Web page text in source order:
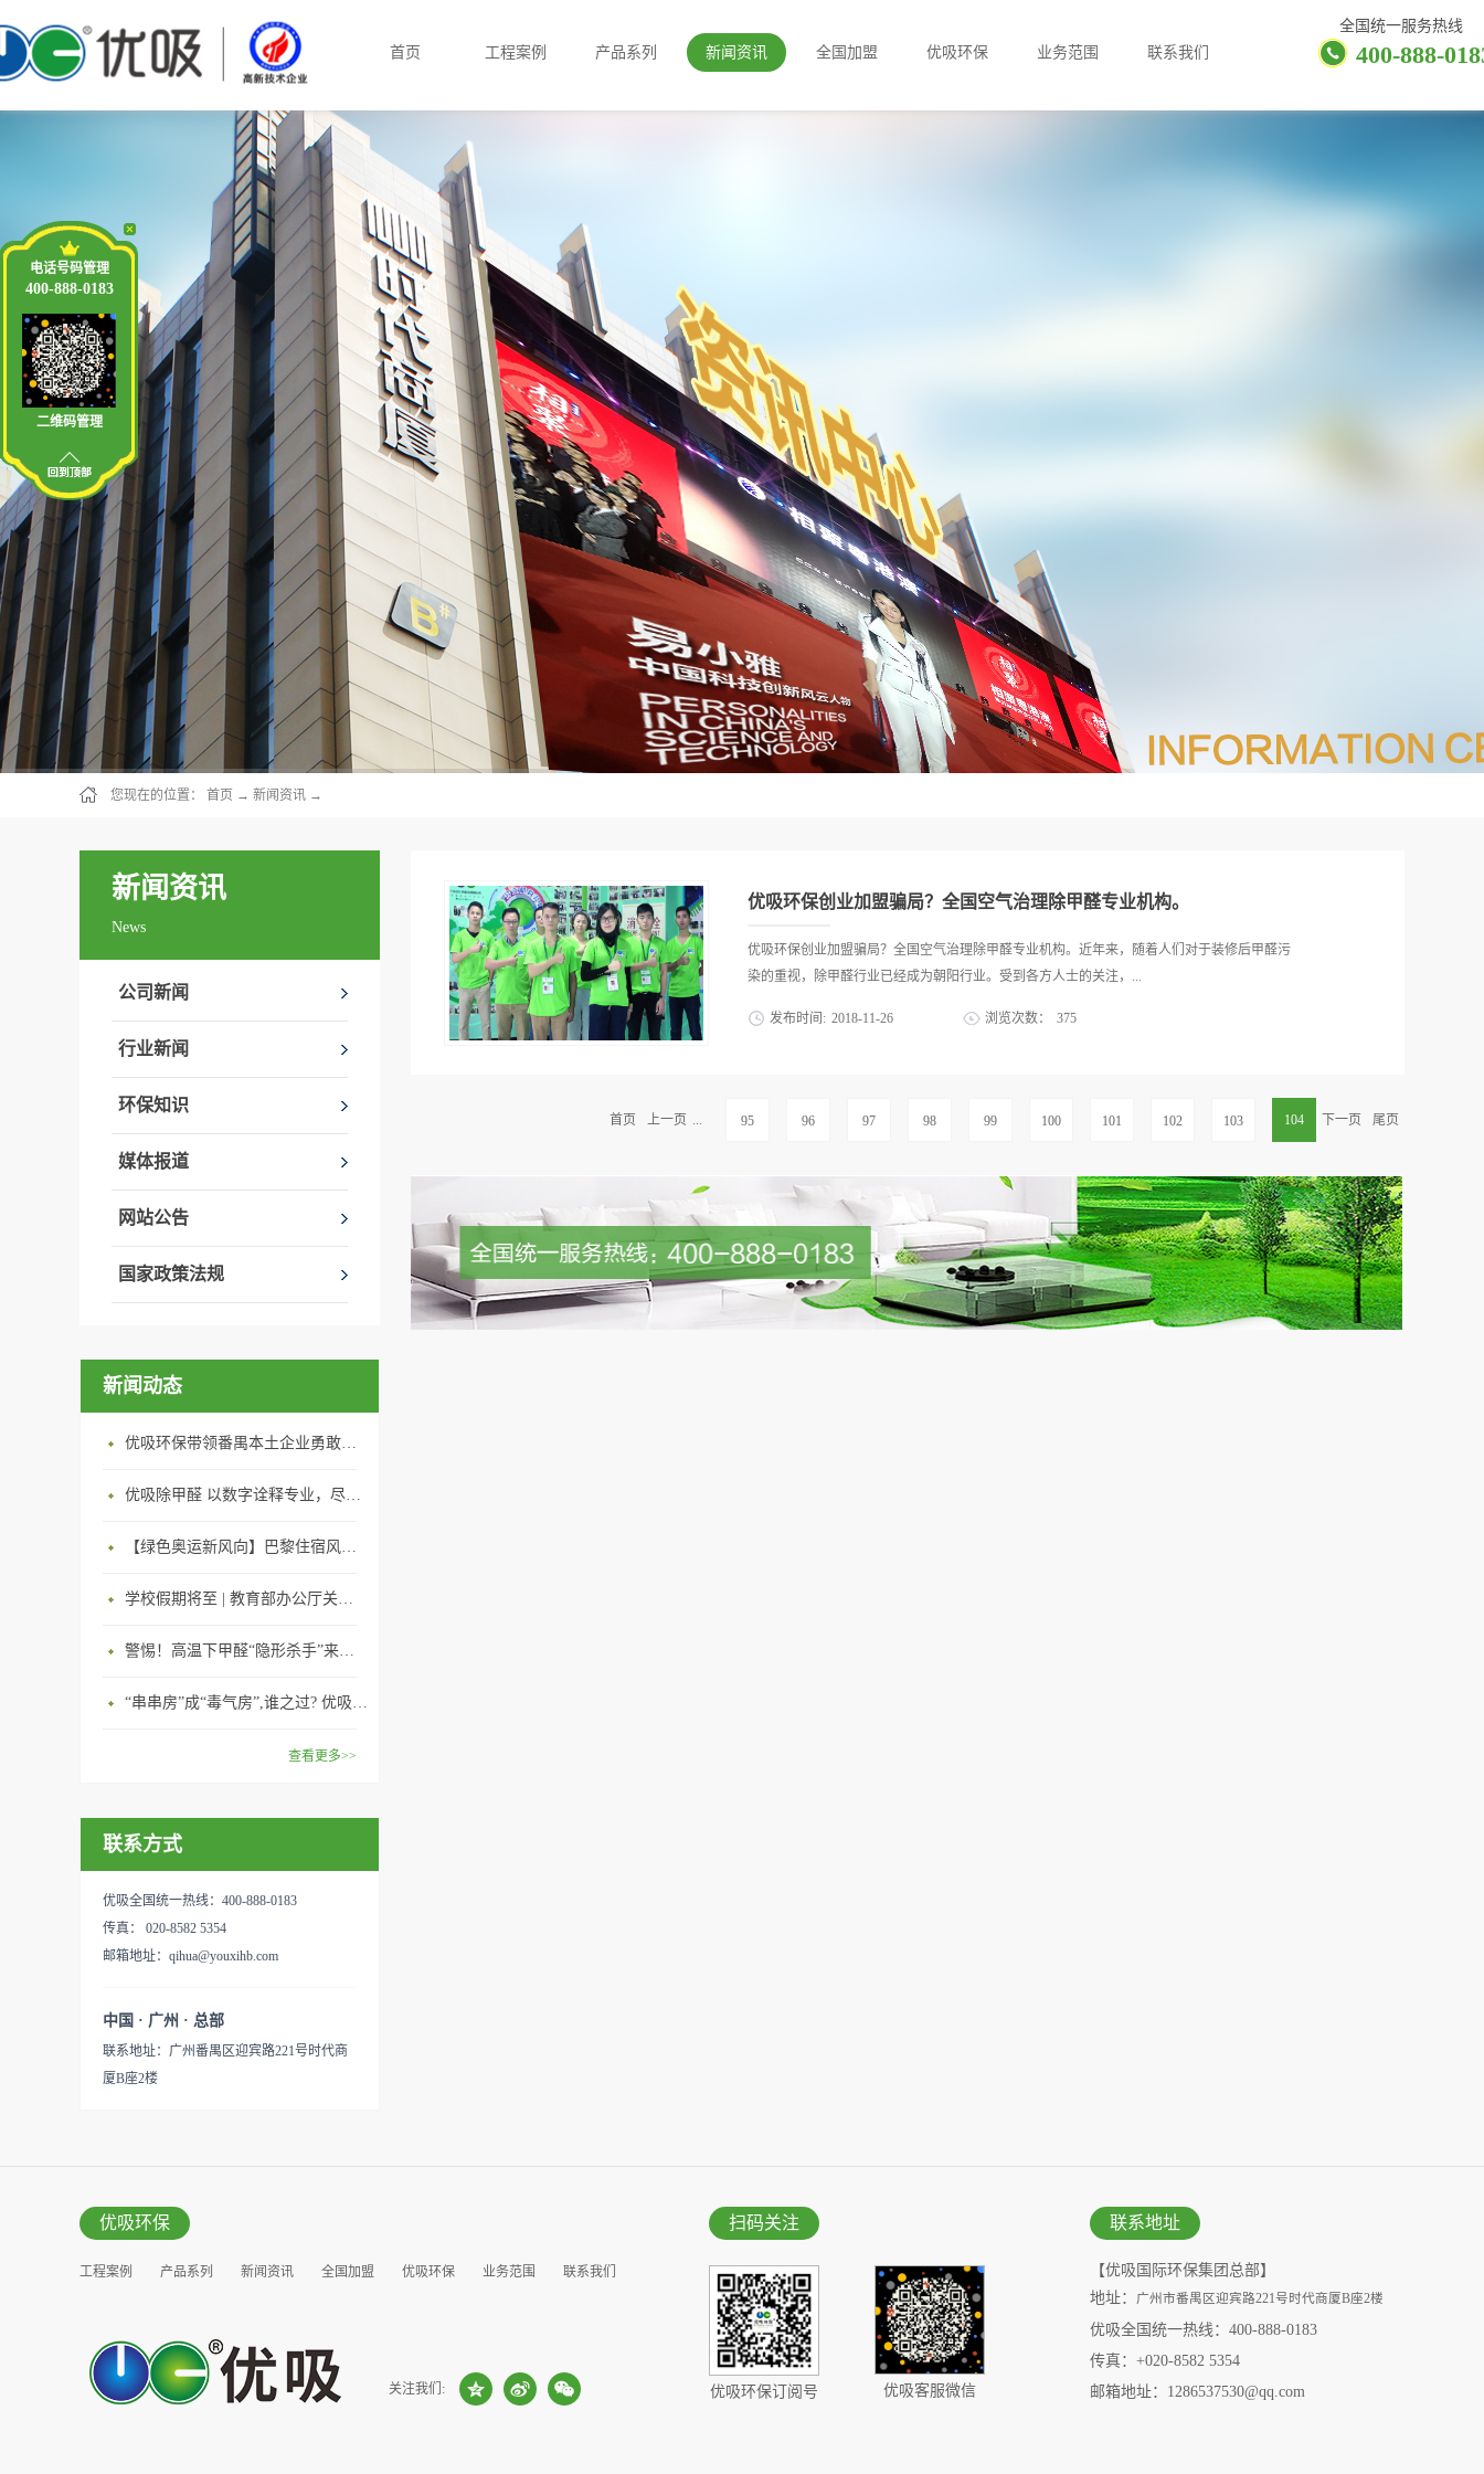
全国统一服务热线
400-888-
首页 工程案例 产品系列 新闻资讯 全国加盟 优吸环保 业务范围 联系我们
您现在的位置： 首页 → 新闻资讯 →
新闻资讯
News
公司新闻
行业新闻
环保知识
媒体报道
网站公告
国家政策法规
新闻动态
优吸环保带领番禺本​土企业勇敢破局向“新”
优吸除甲醛 以数字诠释专业，尽显除醛品牌实力！
【绿色奥运新风向】巴黎住宿风波：优吸环保共建健康绿色家居
学校假期将至 | 教育部办公厅关于加强学校新建校舍室内空气质量管理通知
警惕！高温下甲醛“隐形杀手”来袭，你的家安全吗？
“串串房”成“毒气房”,谁之过? 优吸守护呼吸健康11年专注室内空气治理！
查看更多>>
联系方式
优吸全国统一热线：400-888-0183
传真： 020-8582 5354
邮箱地址：qihua@youxihb.com
中国 · 广州 · 总部
联系地址：广州番禺区迎宾路221号时代商
厦B座2楼
优吸环保创业加盟骗局？全国空气治理除甲醛专业机构。
优吸环保创业加盟骗局？全国空气治理除甲醛专业机构。近年来，随着人们对于装修后甲醛污
染的重视，除甲醛行业已经成为朝阳行业。受到各方人士的关注，...
产权局自主知识产权专利证书、广东省高新技术企业，与广州大学联合创办室内环境研究中
心，得到欧盟SGS认证体系SVHC证书，欧盟产品案例标准CE认证，中国平安承保优品所有产
品。这样的实力才是加盟的首选，更是对加盟商的保障。3.支持政策加盟政策有哪些,这些可是
关乎到加盟商的切身利益的。优吸环保经营理念以”确保合作伙伴的利益不受损害，扶持当地合
作伙伴的发展作为决策前提”，只有把加盟商的利益放在第一位的企业才是负责任的企业，才能
保证投资者的利益不受损失。4.专业的加盟培训与支持优吸环保对新加盟有为期两天的培训课
发布时间: 2018-11-26 浏览次数： 375
首页 上一页 ... 95 96 97 98 99 100 101 102 103 104 下一页 尾页
优吸环保
工程案例 产品系列 新闻资讯 全国加盟 优吸环保 业务范围
联系我们
关注我们:
扫码关注
优吸环保订阅号 优吸客服微信
联系地址
【优吸国际环保集团总部】
地址：
广州市番禺区迎宾路221号时代商厦B座2楼
优吸全国统一热线：400-888-0183
传真：+020-8582 5354
邮箱地址：1286537530@qq.com
电话号码管理
400-888-0183
二维码管理